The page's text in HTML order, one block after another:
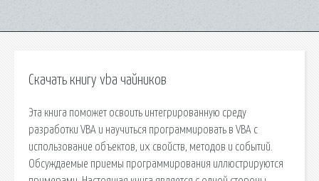
Скачать книгу vba чайников
Эта книга поможет освоить интегрированную среду
разработки VBA и научиться программировать в VBA с
использование объектов, их свойств, методов и событий.
Обсуждаемые приемы программирования иллюстрируются